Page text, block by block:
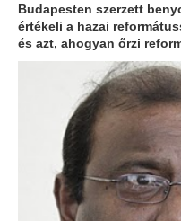
Budapesten szerzett
értékeli a hazai
és azt, ahogyan őrzi